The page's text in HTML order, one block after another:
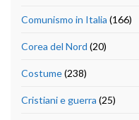
Comunismo in Italia (166)
Corea del Nord (20)
Costume(238)
Cristiani e guerra (25)